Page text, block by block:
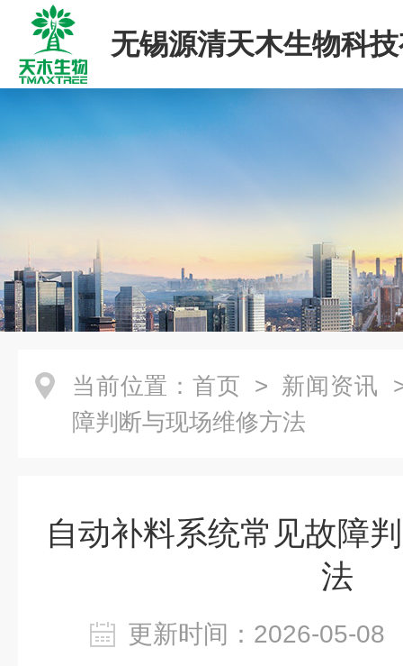
无锡源清天木生物科
司
当前位置： 首页 > 新闻资讯
障判断与现场维修方法
自动补料系统常见故障
法
更新时间：2026-05-